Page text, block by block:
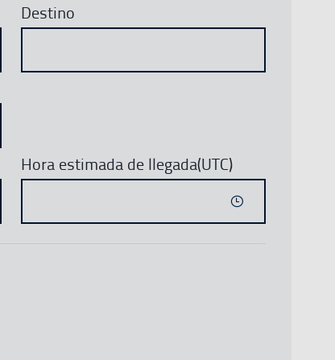
Destino
Hora estimada de llegada(UTC)